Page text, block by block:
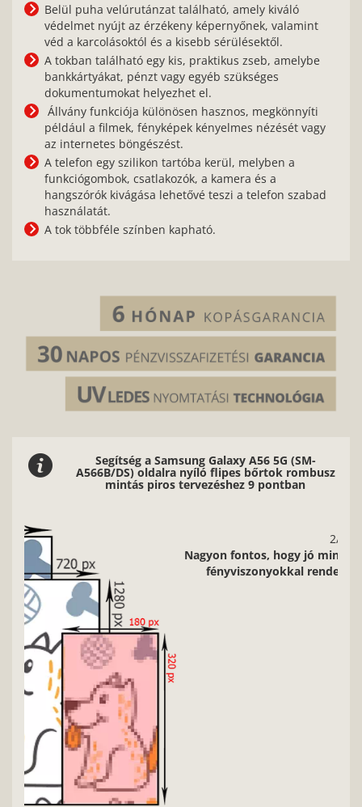
Belül puha velúrutánzat található, amely kiváló
védelmet nyújt az érzékeny képernyőnek, valamint
véd a karcolásoktól és a kisebb sérülésektől.
A tokban található egy kis, praktikus zseb, amelybe
bankkártyákat, pénzt vagy egyéb szükséges
dokumentumokat helyezhet el.
Állvány funkciója különösen hasznos, megkönnyíti
például a filmek, fényképek kényelmes nézését vagy
az internetes böngészést.
A telefon egy szilikon tartóba kerül, melyben a
funkciógombok, csatlakozók, a kamera és a
hangszórók kivágása lehetővé teszi a telefon szabad
használatát.
A tok többféle színben kapható.
Segítség a Samsung Galaxy A56 5G (SM-
A566B/DS) oldalra nyíló flipes bőrtok rombusz
mintás piros tervezéshez 9 pontban